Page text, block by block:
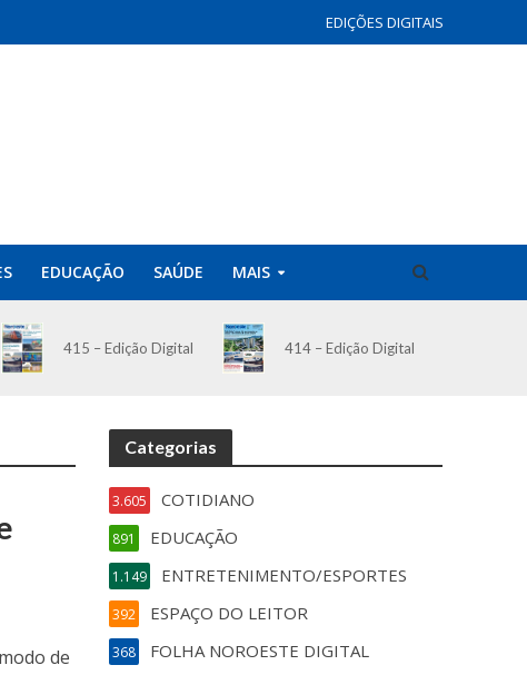
EDIÇÕES DIGITAIS
EDUCAÇÃO SAÚDE MAIS
415 – Edição Digital 414 – Edição Digital
de
Categorias
COTIDIANO
3.605
EDUCAÇÃO
891
ENTRETENIMENTO/ESPORTES
1.149
ESPAÇO DO LEITOR
392
FOLHA NOROESTE DIGITAL
368